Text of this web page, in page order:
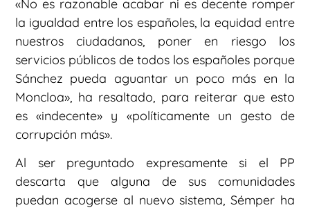
«No es razonable acabar ni es decente romper
la igualdad entre los españoles, la equidad entre
nuestros ciudadanos, poner en riesgo los
servicios públicos de todos los españoles porque
Sánchez pueda aguantar un poco más en la
Moncloa», ha resaltado, para reiterar que esto
es «indecente» y «políticamente un gesto de
corrupción más».
Al ser preguntado expresamente si el PP
descarta que alguna de sus comunidades
puedan acogerse al nuevo sistema, Sémper ha